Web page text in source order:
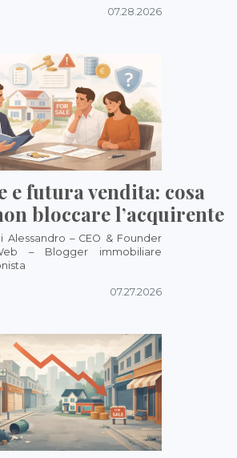
07.28.2026
e futura vendita: cosa
bloccare l’acquirente
Alessandro – CEO & Founder
– Blogger immobiliare
07.27.2026